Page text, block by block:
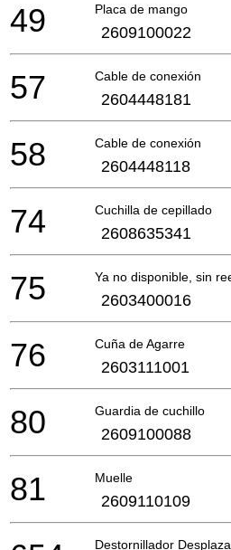
Placa de mango
49 2609100022
Cable de conexión
57 2604448181
Cable de conexión
58 2604448118
Cuchilla de cepillado
74 2608635341
Ya no disponible, sin
75 2603400016
Cuña de Agarre
76 2603111001
Guardia de cuchillo
80 2609100088
Muelle
81 2609110109
Destornillador